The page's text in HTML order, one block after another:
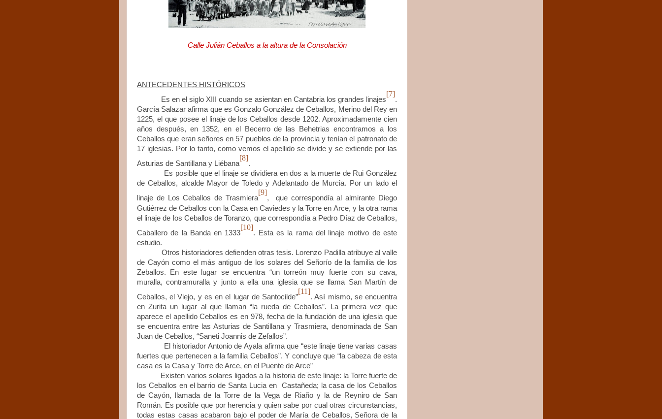
Calle Julián Ceballos a la altura de la Consolación
ANTECEDENTES HISTÓRICOS
Es en el siglo XIII cuando se asientan en Cantabria los grandes linajes
[7]
.
García Salazar afirma que es Gonzalo González de Ceballos, Merino del Rey en
1225, el que posee el linaje de los Ceballos desde 1202. Aproximadamente cien
años después, en 1352, en el Becerro de las Behetrias encontramos a los
Ceballos que eran señores en 57 pueblos de la provincia y tenían el patronato de
17 iglesias. Por lo tanto, como vemos el apellido se divide y se extiende por las
Asturias de Santillana y Liébana
[8]
.
Es posible que el linaje se dividiera en dos a la muerte de Rui González
de Ceballos, alcalde Mayor de Toledo y Adelantado de Murcia. Por un lado el
linaje de Los Ceballos de Trasmiera
[9]
, que correspondía al almirante Diego
Gutiérrez de Ceballos con la Casa en Caviedes y la Torre en Arce, y la otra rama
el linaje de los Ceballos de Toranzo, que correspondía a Pedro Díaz de Ceballos,
Caballero de la Banda en 1333
[10]
. Esta es la rama del linaje motivo de este
estudio.
Otros historiadores defienden otras tesis. Lorenzo Padilla atribuye al valle
de Cayón como el más antiguo de los solares del Señorío de la familia de los
Zeballos. En este lugar se encuentra “un torreón muy fuerte con su cava,
muralla, contramuralla y junto a ella una iglesia que se llama San Martín de
Ceballos, el Viejo, y es en el lugar de Santocilde”
[11]
. Así mismo, se encuentra
en Zurita un lugar al que llaman “la rueda de Ceballos”. La primera vez que
aparece el apellido Ceballos es en 978, fecha de la fundación de una iglesia que
se encuentra entre las Asturias de Santillana y Trasmiera, denominada de San
Juan de Ceballos, “Saneti Joannis de Zefallos”.
El historiador Antonio de Ayala afirma que “este linaje tiene varias casas
fuertes que pertenecen a la familia Ceballos”. Y concluye que “la cabeza de esta
casa es la Casa y Torre de Arce, en el Puente de Arce”
Existen varios solares ligados a la historia de este linaje: la Torre fuerte de
los Ceballos en el barrio de Santa Lucia en Castañeda; la casa de los Ceballos
de Cayón, llamada de la Torre de la Vega de Riaño y la de Reyniro de San
Román. Es posible que por herencia y quien sabe por cual otras circunstancias,
todas estas casas acabaron bajo el poder de María de Ceballos, Señora de la